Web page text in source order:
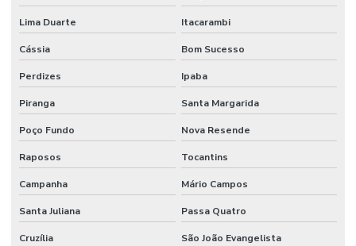
Lima Duarte Itacarambi
Cássia Bom Sucesso
Perdizes Ipaba
Piranga Santa Margarida
Poço Fundo Nova Resende
Raposos Tocantins
Campanha Mário Campos
Santa Juliana Passa Quatro
Cruzília São João Evangelista